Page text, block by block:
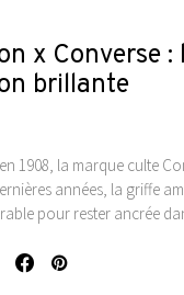
x Converse :
brillante
1908, la marque culte
années, la griffe
pour rester ancrée